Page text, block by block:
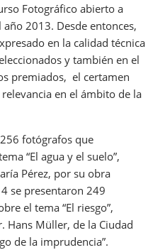
Fotográfico abierto a
2013. Desde entonces,
en la calidad técnica
y también en el
premiados, el certamen
en el ámbito de la
fotógrafos que
“El agua y el suelo”,
Pérez, por su obra
se presentaron 249
el tema “El riesgo”,
Hans Müller, de la Ciudad
de la imprudencia”.